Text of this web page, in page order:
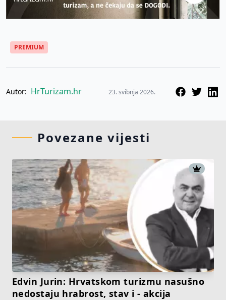
PREMIUM
Autor: HrTurizam.hr 23. svibnja 2026.
Povezane vijesti
Edvin Jurin: Hrvatskom turizmu nasušno
nedostaju hrabrost, stav i - akcija